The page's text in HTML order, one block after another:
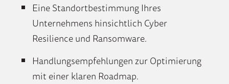
Eine Standortbestimmung Ihres
Unternehmens hinsichtlich Cyber
Resilience und Ransomware.
Handlungsempfehlungen zur Optimierung
mit einer klaren Roadmap.